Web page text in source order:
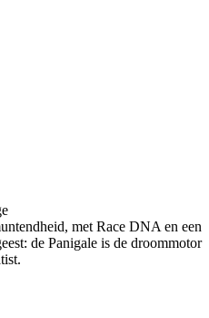
met Race DNA en een
de Panigale is de droommotor